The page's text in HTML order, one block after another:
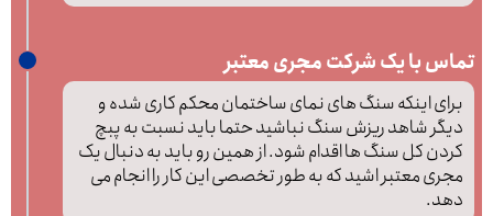
تماس با یک شرکت مجری معتبر
برای اینکه سنگ های نمای ساختمان محکم کاری شده و
دیگر شاهد ریزش سنگ نباشید حتما باید نسبت به پبچ
کردن کل سنگ ها اقدام شود. از همین رو باید به دنبال یک
مجری معتبر اشید که به طور تخصصی این کار را انجام می
دهد.